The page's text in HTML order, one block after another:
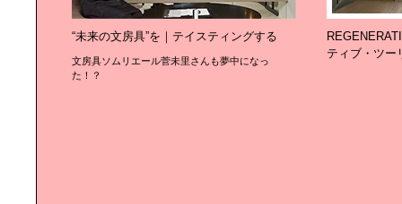
“未来の文房具”を｜テイスティングする
文房具ソムリエール菅未里さんも夢中になっ
た！？
ティブ・ツー